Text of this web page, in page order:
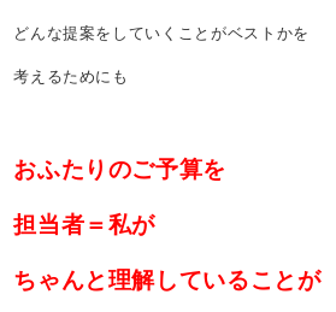
どんな提案をしていくことがベストかを
考えるためにも
おふたりのご予算を
担当者＝私が
ちゃんと理解していることが